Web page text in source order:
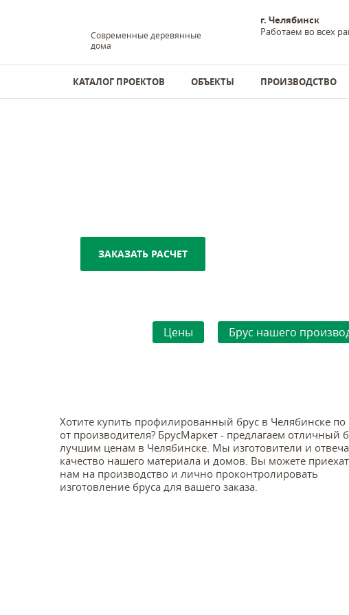
Современные деревянные
дома
г. Челябинск
Работаем во всех
КАТАЛОГ ПРОЕКТОВ ОБЪЕКТЫ ПРОИЗВОДСТВО
ЗАКАЗАТЬ РАСЧЕТ
Цены Брус нашего
Хотите купить профилированный брус в Челябинске по
от производителя? БрусМаркет - предлагаем отличный
лучшим ценам в Челябинске. Мы изготовители и
качество нашего материала и домов. Вы можете
нам на производство и лично проконтролировать
изготовление бруса для вашего заказа.